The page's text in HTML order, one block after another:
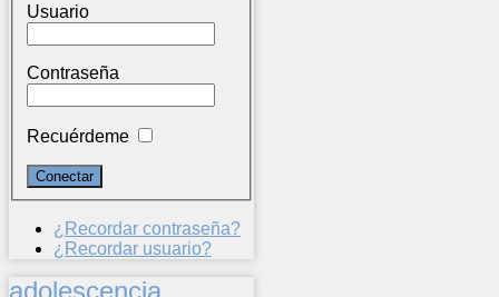
Usuario
Contraseña
Recuérdeme
¿Recordar contraseña?
¿Recordar usuario?
adolescencia